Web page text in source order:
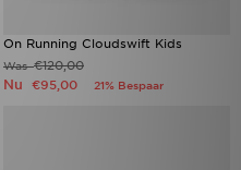
On Running Cloudswift Kids
Was€120,00
Nu €95,00 21% Bespaar